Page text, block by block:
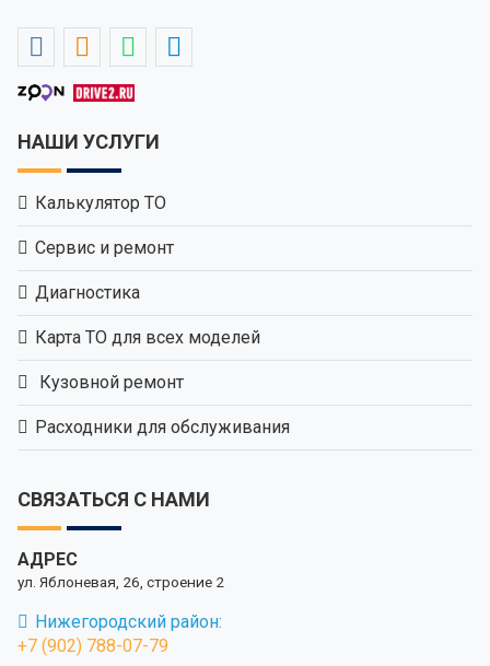
НАШИ УСЛУГИ
Калькулятор ТО
Сервис и ремонт
Диагностика
Карта ТО для всех моделей
Кузовной ремонт
Расходники для обслуживания
СВЯЗАТЬСЯ С НАМИ
АДРЕС
ул. Яблоневая, 26, строение 2
Нижегородский район:
+7 (902) 788-07-79